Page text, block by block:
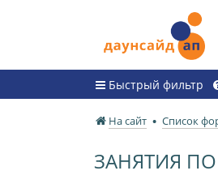
Быстрый фильтр
На сайт Список
ЗАНЯТИЯ